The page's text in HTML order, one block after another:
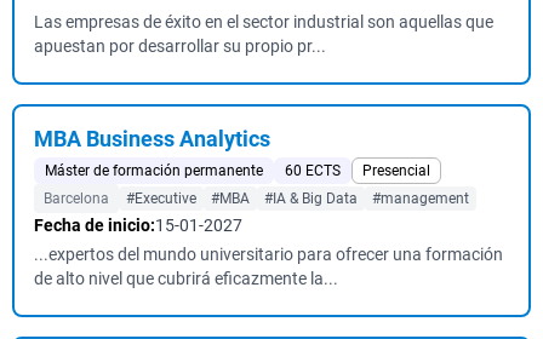
Las empresas de éxito en el sector industrial son aquellas que
apuestan por desarrollar su propio pr...
MBA Business Analytics
Máster de formación permanente 60 ECTS
Presencial
Barcelona
#Executive #MBA #IA & Big Data #management
Fecha de inicio:15-01-2027
...expertos del mundo universitario para ofrecer una formación
de alto nivel que cubrirá eficazmente la...